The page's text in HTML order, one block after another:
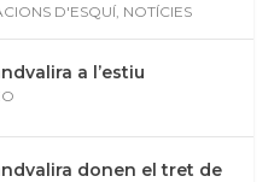
D'ESQUÍ NOTÍCIES
a l’estiu
donen el tret de